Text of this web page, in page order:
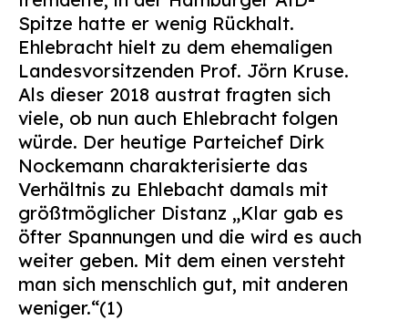
Spitze hatte er wenig Rückhalt.
Ehlebracht hielt zu dem ehemaligen
Landesvorsitzenden Prof. Jörn Kruse.
Als dieser 2018 austrat fragten sich
viele, ob nun auch Ehlebracht folgen
würde. Der heutige Parteichef Dirk
Nockemann charakterisierte das
Verhältnis zu Ehlebacht damals mit
größtmöglicher Distanz „Klar gab es
öfter Spannungen und die wird es auch
weiter geben. Mit dem einen versteht
man sich menschlich gut, mit anderen
weniger.“(1)